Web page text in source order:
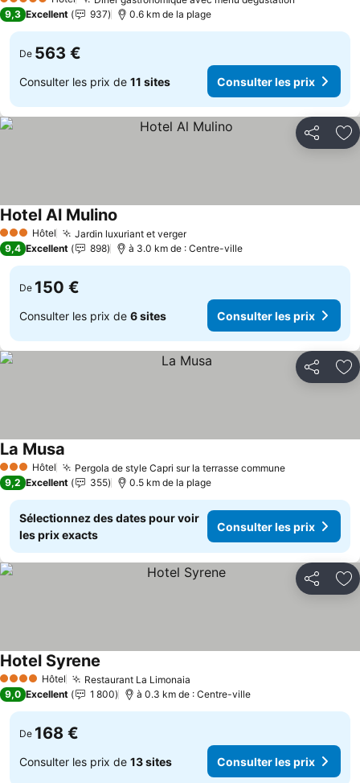
5 Étoiles
9,3 Excellent 937 0.6 km de la plage
De 563 €
Consulter les prix de 11 sites Consulter les prix
Partager
3 ÉtoilesHôtel Jardin luxuriant et verger
Hotel Al Mulino
9,4 Excellent 898 à 3.0 km de : Centre-ville
De 150 €
Consulter les prix de 6 sites Consulter les prix
Partager
3 ÉtoilesHôtel Pergola de style Capri sur la terrasse commune
La Musa
9,2 Excellent 355 0.5 km de la plage
Sélectionnez des dates pour voir
les prix exacts
Consulter les prix
Partager
4 Étoiles Hôtel Restaurant La Limonaia
Hotel Syrene
9,0 Excellent 1 800 à 0.3 km de : Centre-ville
De 168 €
Consulter les prix de 13 sites Consulter les prix